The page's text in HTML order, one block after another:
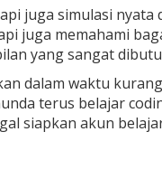
juga simulasi nyata
juga memahami
yang sangat
dalam waktu
terus belajar
siapkan akun